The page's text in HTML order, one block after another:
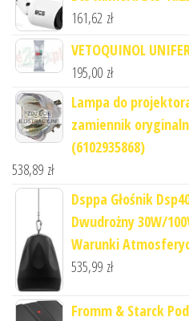
161,62 zł
VETOQUINOL
195,00 zł
Lampa do
zamiennik
(6102935868)
538,89 zł
Dsppa Głośnik
Dwudrożny 30W/
Warunki
535,99 zł
Fromm & Starck